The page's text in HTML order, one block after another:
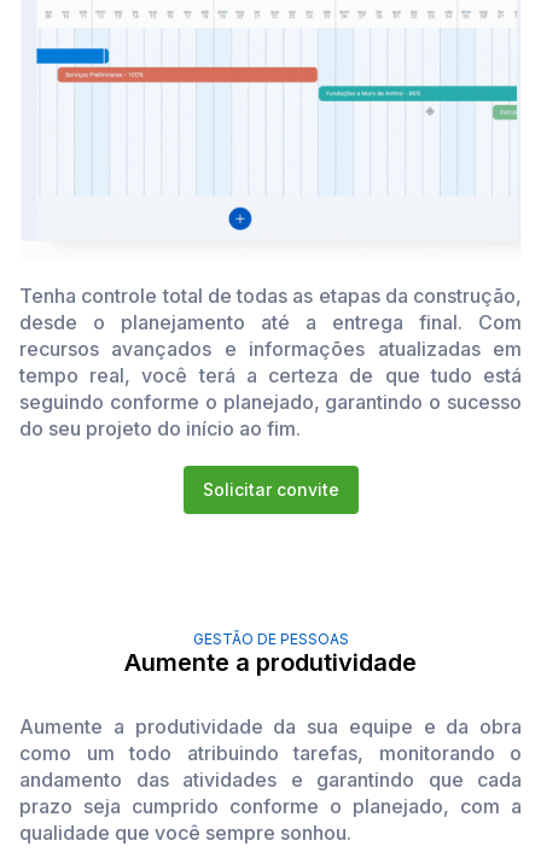
Tenha controle total de todas as etapas da construção,
desde o planejamento até a entrega final. Com
recursos avançados e informações atualizadas em
tempo real, você terá a certeza de que tudo está
seguindo conforme o planejado, garantindo o sucesso
do seu projeto do início ao fim.
Solicitar convite
GESTÃO DE PESSOAS
Aumente a produtividade
Aumente a produtividade da sua equipe e da obra
como um todo atribuindo tarefas, monitorando o
andamento das atividades e garantindo que cada
prazo seja cumprido conforme o planejado, com a
qualidade que você sempre sonhou.